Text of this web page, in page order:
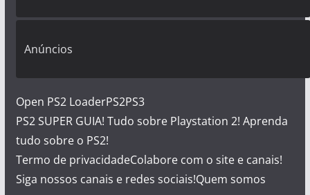
Anúncios
Open PS2 LoaderPS2PS3
PS2 SUPER GUIA! Tudo sobre Playstation 2! Aprenda
tudo sobre o PS2!
Termo de privacidadeColabore com o site e canais!
Siga nossos canais e redes sociais!Quem somos